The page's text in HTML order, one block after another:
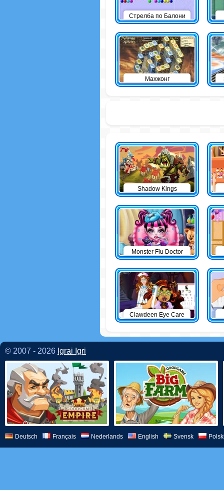
Стрелба по Балони
Махжонг
Shadow Kings
Monster Flu Doctor
Clawdeen Eye Care
© 2007 - 2026 Igrai Igri
Deutsch Français Nederlands English Svensk